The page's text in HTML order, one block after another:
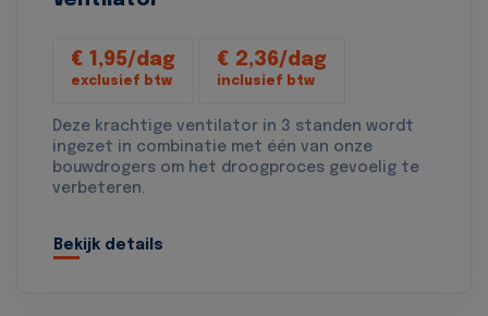
€ 1,95/dag
exclusief btw
€ 2,36/dag
inclusief btw
Deze krachtige ventilator in 3 standen wordt
ingezet in combinatie met één van onze
bouwdrogers om het droogproces gevoelig te
verbeteren.
Bekijk details